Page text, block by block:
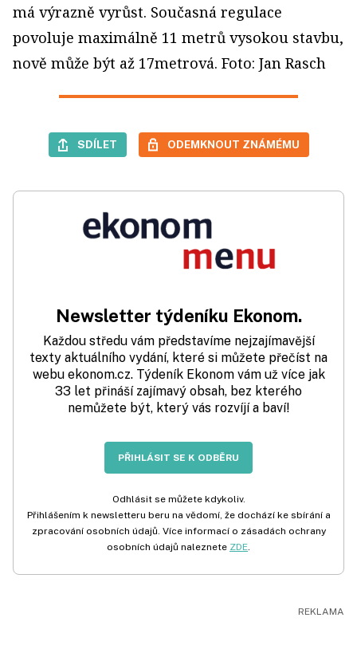
má výrazně vyrůst. Současná regulace
povoluje maximálně 11 metrů vysokou stavbu,
nově může být až 17metrová. Foto: Jan Rasch
SDÍLET ODEMKNOUT ZNÁMÉMU
Newsletter týdeníku Ekonom.
Každou středu vám představíme nejzajímavější
texty aktuálního vydání, které si můžete přečíst na
webu ekonom.cz. Týdeník Ekonom vám už více jak
33 let přináší zajímavý obsah, bez kterého
nemůžete být, který vás rozvíjí a baví!
PŘIHLÁSIT SE K ODBĚRU
Odhlásit se můžete kdykoliv.
Přihlášením k newsletteru beru na vědomí, že dochází ke sbírání a
zpracování osobních údajů. Více informací o zásadách ochrany
osobních údajů naleznete ZDE.